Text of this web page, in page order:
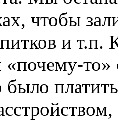
чтобы
и т.п.
то»